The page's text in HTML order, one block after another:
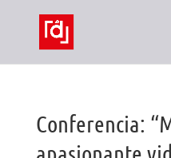
Conferencia: